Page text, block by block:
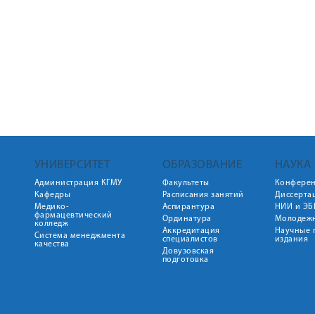
УНИВЕРСИТЕТ
Администрация КГМУ
Кафедры
Медико-
фармацевтический
колледж
Система менеджмента
качества
ОБРАЗОВАНИЕ
Факультеты
Расписания занятий
Аспирантура
Ординатура
Аккредитация
специалистов
Довузовская
подготовка
НАУКА
НИИ и
Научные
издания